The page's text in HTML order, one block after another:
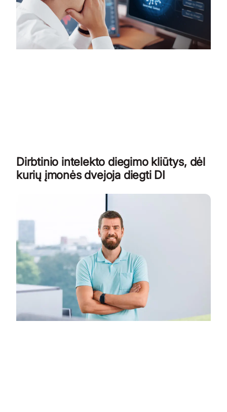
Dirbtinio intelekto diegimo kliūtys, dėl
kurių įmonės dvejoja diegti DI